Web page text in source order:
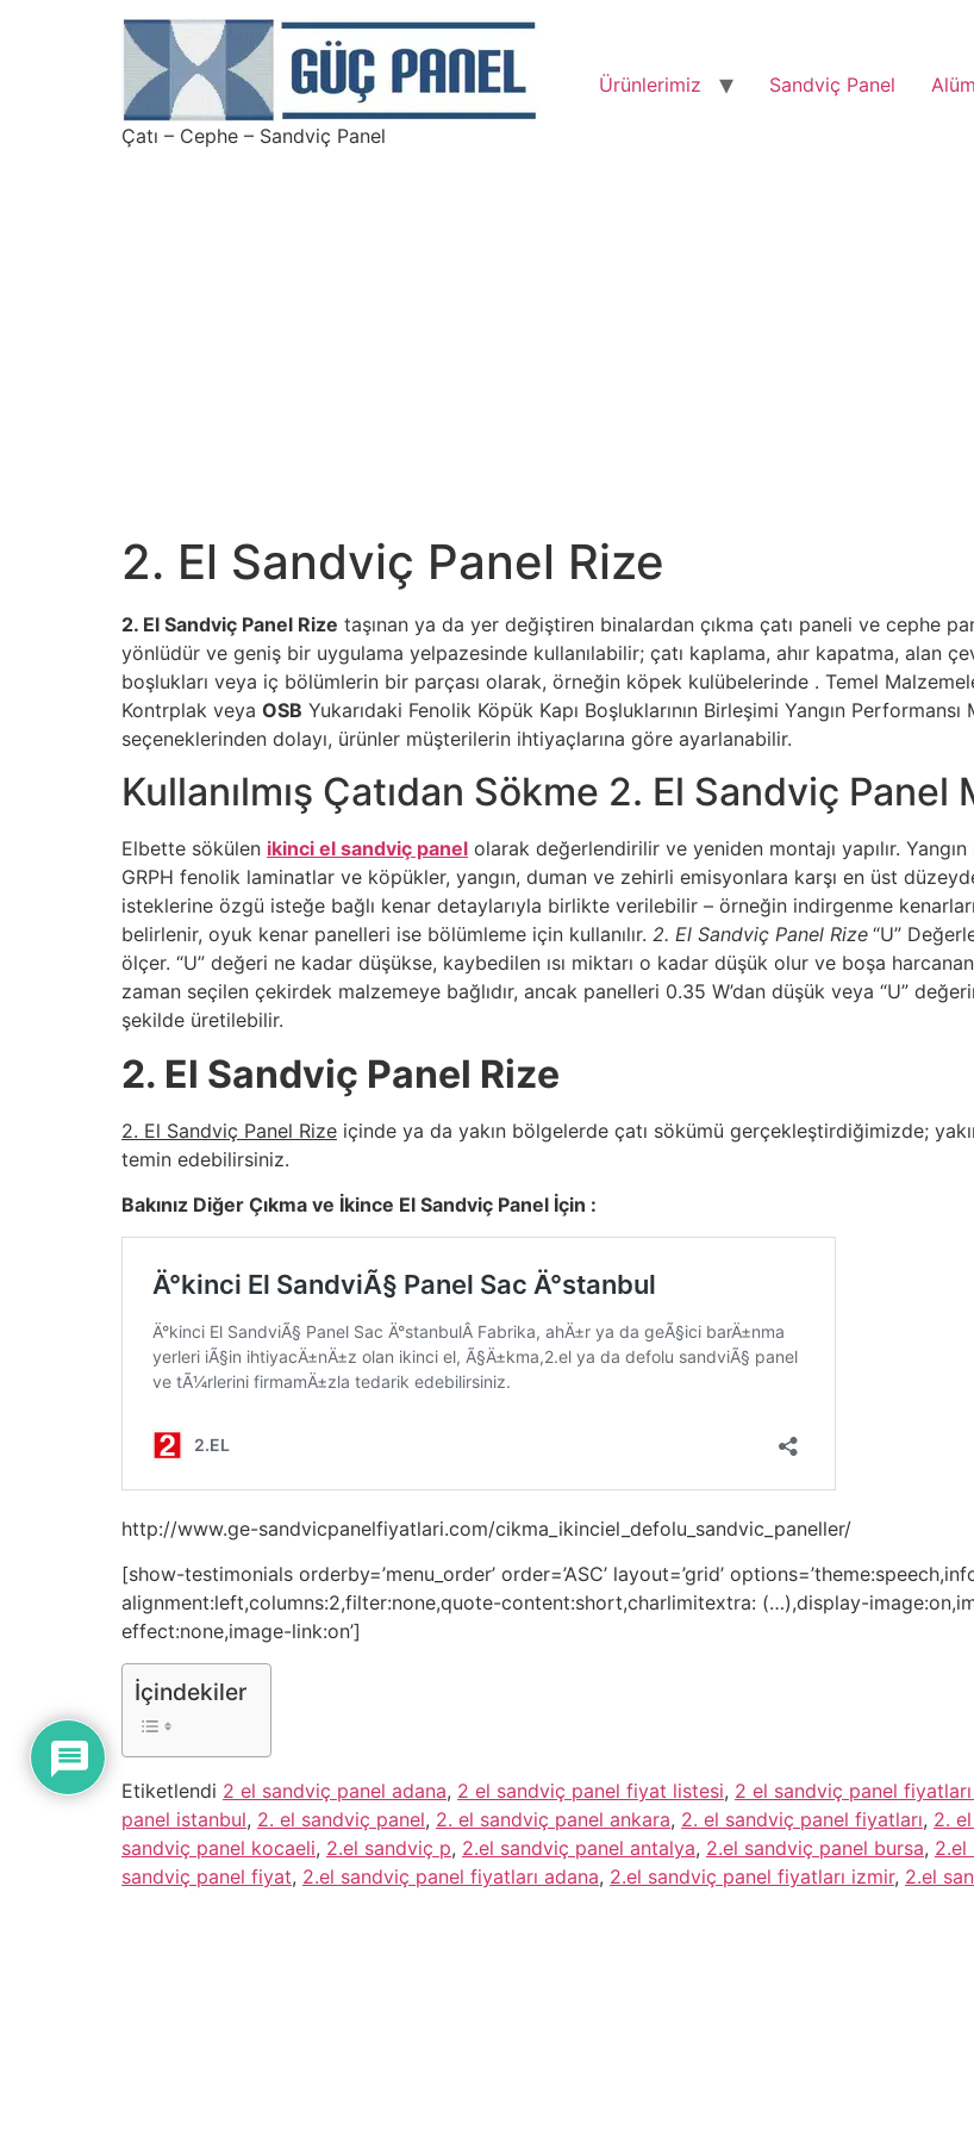
Çatı – Cephe – Sandviç Panel
Ürünlerimiz Sandviç Panel
2. El Sandviç Panel Rize
2. El Sandviç Panel Rize taşınan ya da yer değiştiren binalardan çıkma çatı paneli ve cephe
yönlüdür ve geniş bir uygulama yelpazesinde kullanılabilir; çatı kaplama, ahır kapatma, alan
boşlukları veya iç bölümlerin bir parçası olarak, örneğin köpek kulübelerinde . Temel
Kontrplak veya OSB Yukarıdaki Fenolik Köpük Kapı Boşluklarının Birleşimi Yangın
seçeneklerinden dolayı, ürünler müşterilerin ihtiyaçlarına göre ayarlanabilir.
Kullanılmış Çatıdan Sökme 2. El Sandviç Panel
Elbette sökülen ikinci el sandviç panel olarak değerlendirilir ve yeniden montajı yapılır.
GRPH fenolik laminatlar ve köpükler, yangın, duman ve zehirli emisyonlara karşı en üst
isteklerine özgü isteğe bağlı kenar detaylarıyla birlikte verilebilir – örneğin indirgenme
belirlenir, oyuk kenar panelleri ise bölümleme için kullanılır. 2. El Sandviç Panel Rize “U”
ölçer. “U” değeri ne kadar düşükse, kaybedilen ısı miktarı o kadar düşük olur ve boşa
zaman seçilen çekirdek malzemeye bağlıdır, ancak panelleri 0.35 W’dan düşük veya “U”
şekilde üretilebilir.
2. El Sandviç Panel Rize
2. El Sandviç Panel Rize içinde ya da yakın bölgelerde çatı sökümü gerçekleştirdiğimizde;
temin edebilirsiniz.
Bakınız Diğer Çıkma ve İkince El Sandviç Panel İçin :
http://www.ge-sandvicpanelfiyatlari.com/cikma_ikinciel_defolu_sandvic_paneller/
[show-testimonials orderby=’menu_order’ order=’ASC’ layout=’grid’
alignment:left,columns:2,filter:none,quote-content:short,charlimitextra: (…),display-
effect:none,image-link:on’]
İçindekiler
Etiketlendi 2 el sandviç panel adana, 2 el sandviç panel fiyat listesi, 2 el sandviç panel
panel istanbul, 2. el sandviç panel, 2. el sandviç panel ankara, 2. el sandviç panel fiyatları, 2.
sandviç panel kocaeli, 2.el sandviç p, 2.el sandviç panel antalya, 2.el sandviç panel bursa, 2.el
sandviç panel fiyat, 2.el sandviç panel fiyatları adana, 2.el sandviç panel fiyatları izmir, 2.el